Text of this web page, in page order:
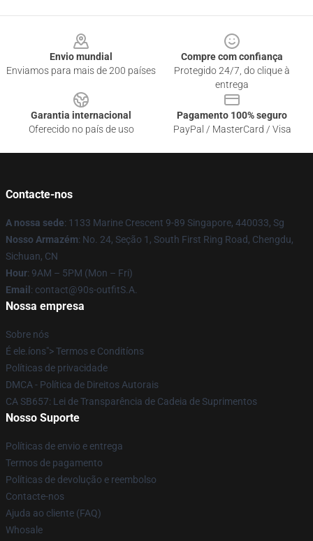
Envio mundial
Enviamos para mais de 200 países
Compre com confiança
Protegido 24/7, do clique à
entrega
Garantia internacional
Oferecido no país de uso
Pagamento 100% seguro
PayPal / MasterCard / Visa
Contacte-nos
A nossa sede: 1133 Marine Crescent 9-89 Singapore, 440033, Sg
Nosso Armazém: No. 24, Seção 1, South First Ring Road, Chengdu,
Sichuan, CN
Hour: 9AM – 5PM (Mon – Fri)
Email : contact@90s-outfitS.A.
Nossa empresa
Sobre nós
É ele.íons"> Termos e Conditíons
Políticas de privacidade
DMCA - Política de Direitos Autorais
CA SB657: Lei de Transparência de Cadeia de Suprimentos
Nosso Suporte
Políticas de envio e entrega
Termos de pagamento
Políticas de devolução e reembolso
Contacte-nos
Ajuda ao cliente (FAQ)
Whosale